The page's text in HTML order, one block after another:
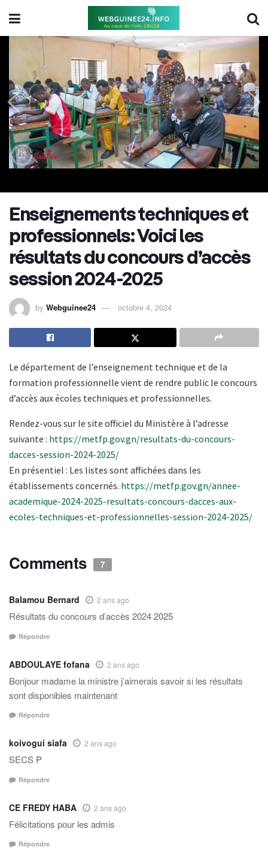
Enseignements techniques et
professionnels: Voici les
résultats du concours d’accès
session 2024-2025
by Webguinee24 octobre 4, 2024
Le département de l’enseignement technique et de la
formation professionnelle vient de rendre public le concours
d’accès aux écoles techniques et professionnelles.
Rendez-vous sur le site officiel du Ministère à l’adresse
suivante : https://metfp.gov.gn/resultats-du-concours-
dacces-session-2024-2025/
En présentiel : Les listes sont affichées dans les
établissements concernés. https://metfp.gov.gn/annee-
academique-2024-2025-resultats-concours-dacces-aux-
ecoles-techniques-et-professionnelles-session-2024-2025/
Comments 7
Balamou Bernard 2 ans ago
Résultats du concours d’accès 2024 2025
Répondre
ABDOULAYE fofana 2 ans ago
Bonjour madame la ministre j’aimerais savoir si les résultats
sont disponibles maintenant
Répondre
koivogui siafa 2 ans ago
SECS P
Répondre
CE FREDY HABA 2 ans ago
Félicitations pour les admis
Répondre